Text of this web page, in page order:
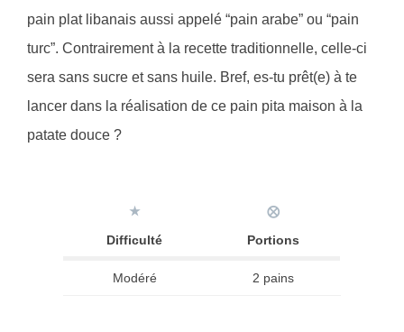
pain plat libanais aussi appelé “pain arabe” ou “pain
turc”. Contrairement à la recette traditionnelle, celle-ci
sera sans sucre et sans huile. Bref, es-tu prêt(e) à te
lancer dans la réalisation de ce pain pita maison à la
patate douce ?
★
Difficulté
⨂
Portions
Modéré 2 pains